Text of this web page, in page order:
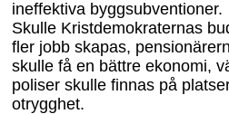
ineffektiva byggsubventioner.
Skulle Kristdemokraternas
fler jobb skapas,
skulle få en bättre ekonomi,
poliser skulle finnas på
otrygghet.